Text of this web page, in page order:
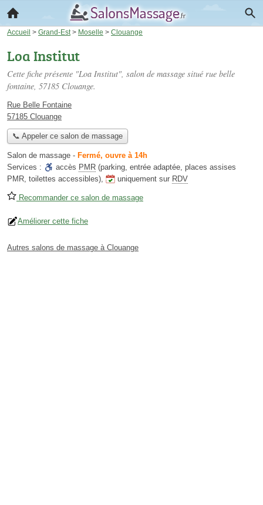
Accueil > Grand-Est > Moselle > Clouange
Loa Institut
Cette fiche présente "Loa Institut", salon de massage situé rue belle
fontaine, 57185 Clouange.
Rue Belle Fontaine
57185 Clouange
📞 Appeler ce salon de massage
Salon de massage - Fermé, ouvre à 14h
Services :
accès PMR (parking, entrée adaptée, places assises
PMR, toilettes accessibles), uniquement sur RDV
Recommander ce salon de massage
Améliorer cette fiche
Autres salons de massage à Clouange